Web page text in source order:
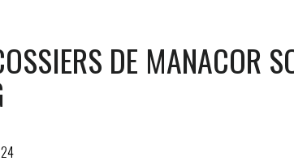
DE MANACOR